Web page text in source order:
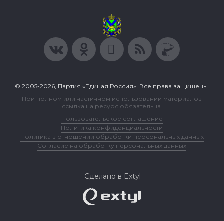
© 2005-2026, Партия «Единая Россия». Все права защищены.
При полном или частичном использовании материалов
ссылка на ресурс обязательна.
Пользовательское соглашение
Политика конфиденциальности
Политика в отношении обработки персональных данных
Согласие на обработку персональных данных
Сделано в Extyl